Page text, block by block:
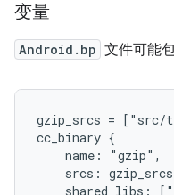
变量
Android.bp 文件可能
gzip_srcs = ["src/
cc_binary {
    name: "gzip",
srcs:
shared_libs: